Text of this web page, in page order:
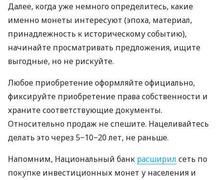
Далее, когда уже немного определитесь, какие
именно монеты интересуют (эпоха, материал,
принадлежность к историческому событию),
начинайте просматривать предложения, ищите
выгодные, но не рискуйте.
Любое приобретение оформляйте официально,
фиксируйте приобретение права собственности и
храните соответствующие документы.
Относительно продаж не спешите. Нацеливайтесь
делать это через 5−10−20 лет, не раньше.
Напомним, Национальный банк расширил сеть по
покупке инвестиционных монет у населения и